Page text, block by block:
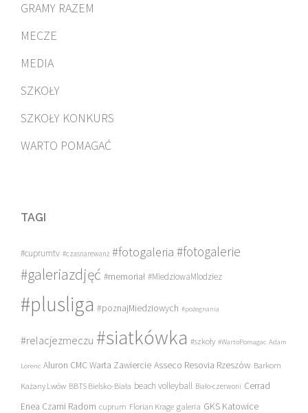
GRAMY RAZEM
MECZE
MEDIA
SZKOŁY
SZKOŁY KONKURS
WARTO POMAGAĆ
TAGI
#cuprumtv #czasnarewanż #fotogaleria #fotogalerie
#galeriazdjęć #memoriał #MiedziowaMlodziez
#plusliga #poznajMiedziowych #pożegnania
#relacjezmeczu #siatkówka #szkoły #WartoPomagac Adam
Lorenc Aluron CMC Warta Zawiercie Asseco Resovia Rzeszów Barkom
Każany Lwów BBTS Bielsko-Biała beach volleyball Biało-czerwoni Cerrad
Enea Czarni Radom cuprum Florian Krage galeria GKS Katowice